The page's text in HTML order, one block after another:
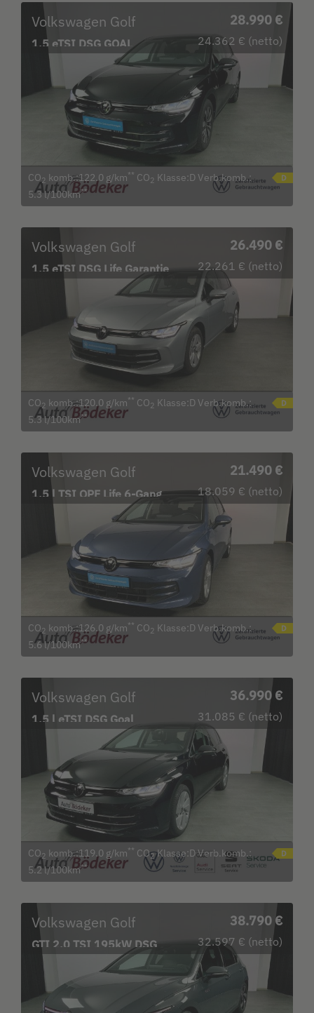
Volkswagen Golf
1.5 eTSI DSG GOAL
Garantie b. 23.4.30 / LED
28.990 €
24.362 € (netto)
CO2 komb.:122.0 g/km** CO2 Klasse:D Verb.komb.:
5.3 l/100km**
Volkswagen Golf
1.5 eTSI DSG Life Garantie
b.12.3.30 / Navi
26.490 €
22.261 € (netto)
CO2 komb.:120.0 g/km** CO2 Klasse:D Verb.komb.:
5.3 l/100km**
Volkswagen Golf
1.5 l TSI OPF Life 6-Gang
Bluetooth LED
21.490 €
18.059 € (netto)
CO2 komb.:126.0 g/km** CO2 Klasse:D Verb.komb.:
5.6 l/100km**
Volkswagen Golf
1.5 l eTSI DSG Goal
Bluetooth LED Klima
36.990 €
31.085 € (netto)
CO2 komb.:119.0 g/km** CO2Klasse:D Verb.komb.:
5.2 l/100km**
Volkswagen Golf
GTI 2.0 TSI 195kW DSG
Garantie b. 17.3.30 /
38.790 €
32.597 € (netto)